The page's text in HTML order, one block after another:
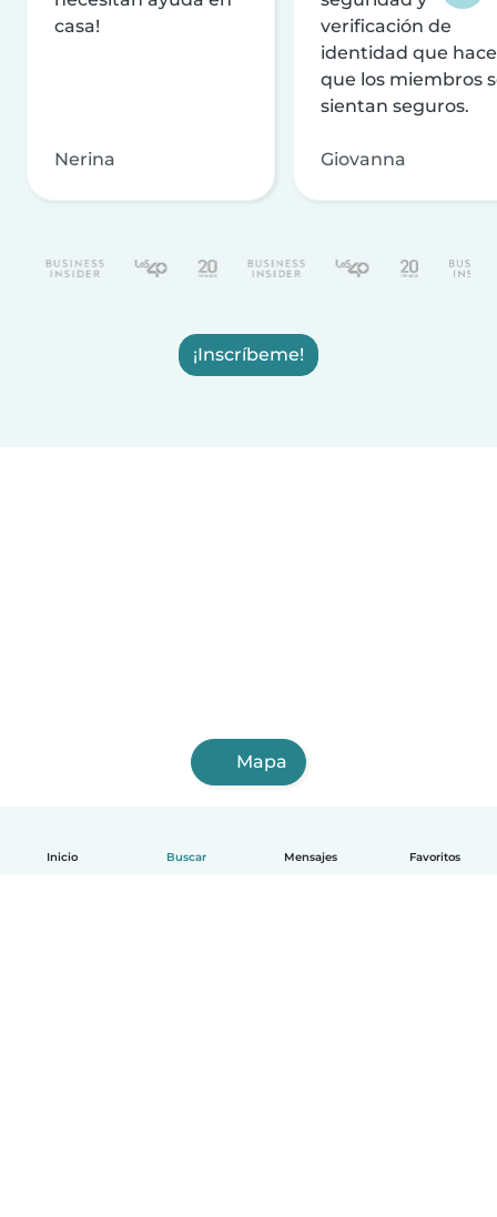
Inicio Buscar Mensajes Favoritos
casa!
Nerina
verificación de
identidad que
que los miembros
sientan seguros.
Giovanna
¡Inscríbeme!
Mapa